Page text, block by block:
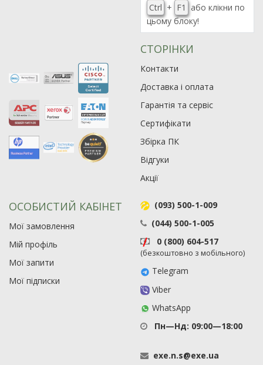
974
90
21
Ctrl + F1
або клікни по
цьому блоку!
СТОРІНКИ
Контакти
Доставка і оплата
Гарантія та сервіс
Сертифікати
Збірка ПК
Відгуки
Акції
ОСОБИСТИЙ КАБІНЕТ
Мої замовлення
Мій профіль
Мої запити
Мої підписки
(093) 500-1-009
(044) 500-1-005
0 (800) 604-517
(безкоштовно з мобільного)
Telegram
Viber
WhatsApp
Пн—Нд: 09:00—18:00
exe.n.s@exe.ua